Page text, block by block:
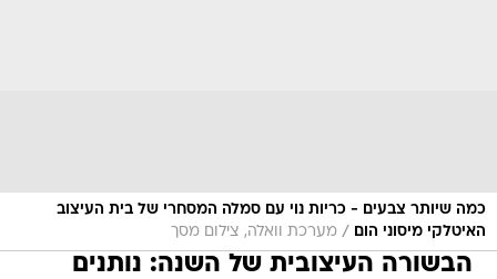
כמה שיותר צבעים - כריות נוי עם סמלה המסחרי של בית העיצוב
האיטלקי מיסוני הום
/ מערכת וואלה, צילום מסך
הבשורה העיצובית של השנה: נותנים